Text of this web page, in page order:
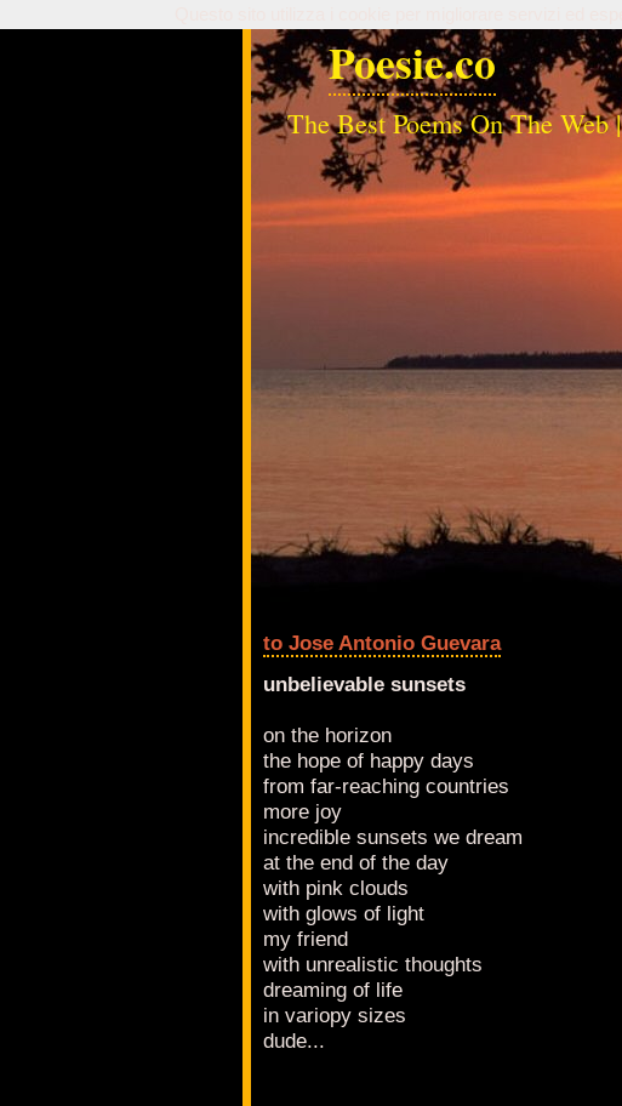
Poesie.co
The Best Poems On The Web |
to Jose Antonio Guevara
unbelievable sunsets
on the horizon
the hope of happy days
from far-reaching countries
more joy
incredible sunsets we dream
at the end of the day
with pink clouds
with glows of light
my friend
with unrealistic thoughts
dreaming of life
in variopy sizes
dude...